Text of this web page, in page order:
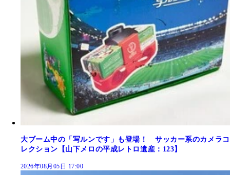
大ブーム中の「写ルンです」も登場！ サッカー系のカメラコ
レクション【山下メロの平成レトロ遺産：123】
2026年08月05日 17:00